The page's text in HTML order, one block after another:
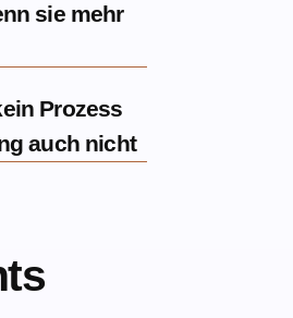
sie mehr
Prozess
auch nicht